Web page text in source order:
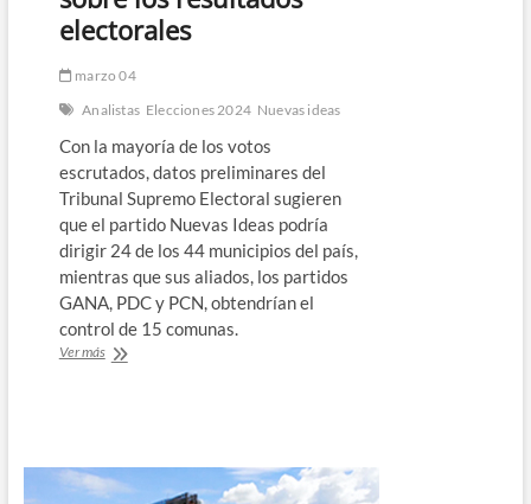
electorales
marzo 04
Analistas Elecciones 2024 Nuevas ideas
Con la mayoría de los votos
escrutados, datos preliminares del
Tribunal Supremo Electoral sugieren
que el partido Nuevas Ideas podría
dirigir 24 de los 44 municipios del país,
mientras que sus aliados, los partidos
GANA, PDC y PCN, obtendrían el
control de 15 comunas.
Ver másNuevas
análisis
y